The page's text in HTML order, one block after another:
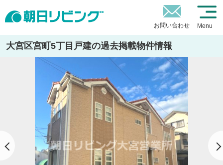
お問い合わせ Menu
大宮区宮町5丁目戸建の過去掲載物件情報